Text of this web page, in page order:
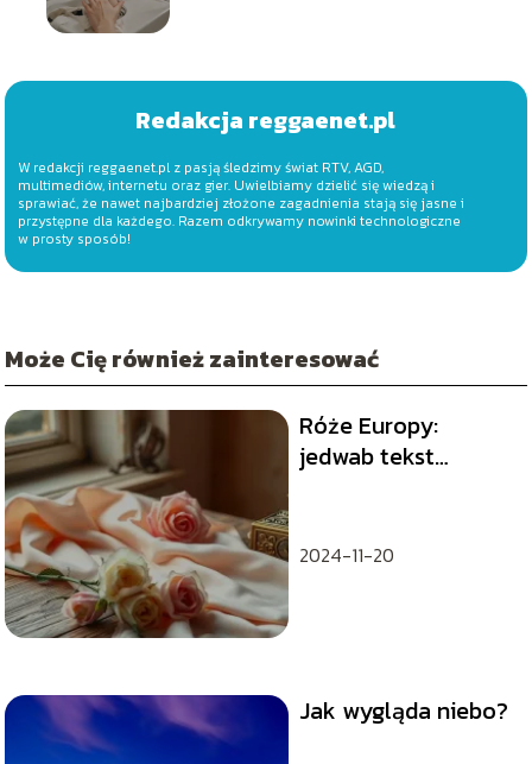
Redakcja reggaenet.pl
W redakcji reggaenet.pl z pasją śledzimy świat RTV, AGD,
multimediów, internetu oraz gier. Uwielbiamy dzielić się wiedzą i
sprawiać, że nawet najbardziej złożone zagadnienia stają się jasne i
przystępne dla każdego. Razem odkrywamy nowinki technologiczne
w prosty sposób!
Może Cię również zainteresować
Róże Europy:
jedwab tekst
2024-11-20
Jak wygląda niebo?